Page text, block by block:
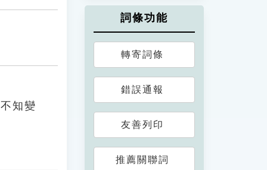
知變
詞條功能
轉寄詞條
錯誤通報
友善列印
推薦關聯詞